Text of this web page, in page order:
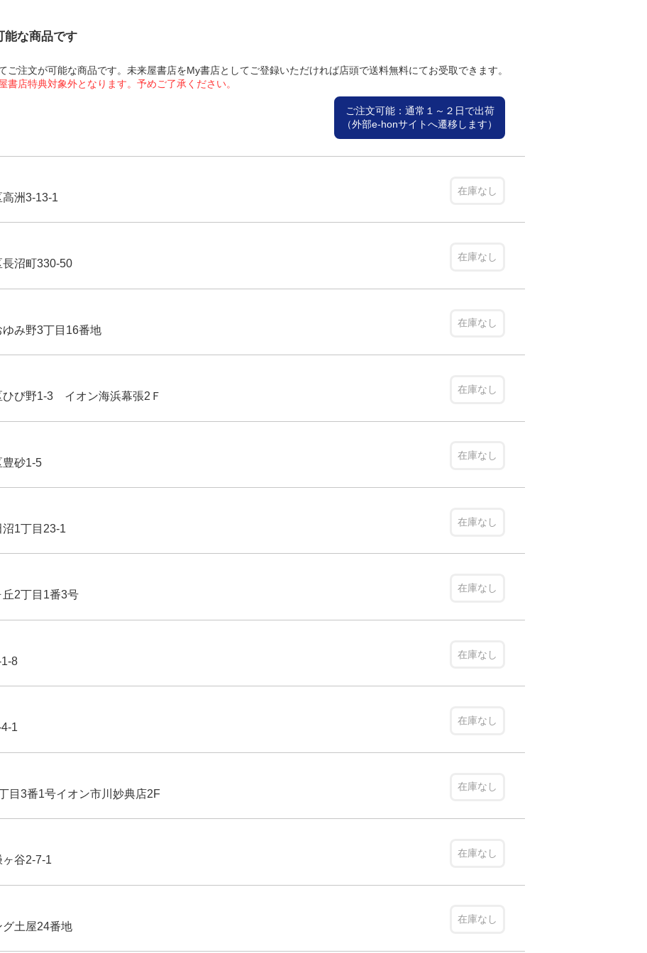
能な商品です
注文が可能な商品です。未来屋書店をMy書店としてご登録いただければ店頭で送料無料にてお受取できます。
店特典対象外となります。予めご了承ください。
ご注文可能：通常１～２日で出荷
（外部e-honサイトへ遷移します）
洲3-13-1
在庫なし
沼町330-50
在庫なし
み野3丁目16番地
在庫なし
び野1-3 イオン海浜幕張2Ｆ
在庫なし
豊砂1-5
在庫なし
1丁目23-1
在庫なし
2丁目1番3号
在庫なし
8
在庫なし
1
在庫なし
目3番1号イオン市川妙典店2F
在庫なし
谷2-7-1
在庫なし
土屋24番地
在庫なし